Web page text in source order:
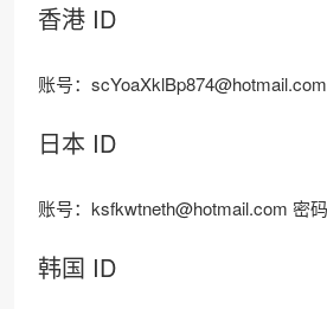
香港 ID
账号：
日本 ID
账号：ksfkwtneth@hotmail.com 密
韩国 ID